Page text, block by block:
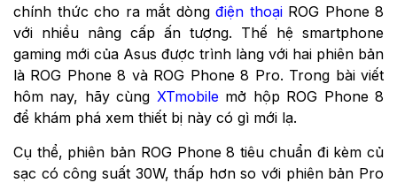
chính thức cho ra mắt dòng điện thoạiROG Phone 8
với nhiều nâng cấp ấn tượng. Thế hệ smartphone
gaming mới của Asus được trình làng với hai phiên bản
là ROG Phone 8 và ROG Phone 8 Pro. Trong bài viết
hôm nay, hãy cùng XTmobilemở hộp ROG Phone 8
để khám phá xem thiết bị này có gì mới lạ.
Cụ thể, phiên bản ROG Phone 8 tiêu chuẩn đi kèm củ
sạc có công suất 30W, thấp hơn so với phiên bản Pro